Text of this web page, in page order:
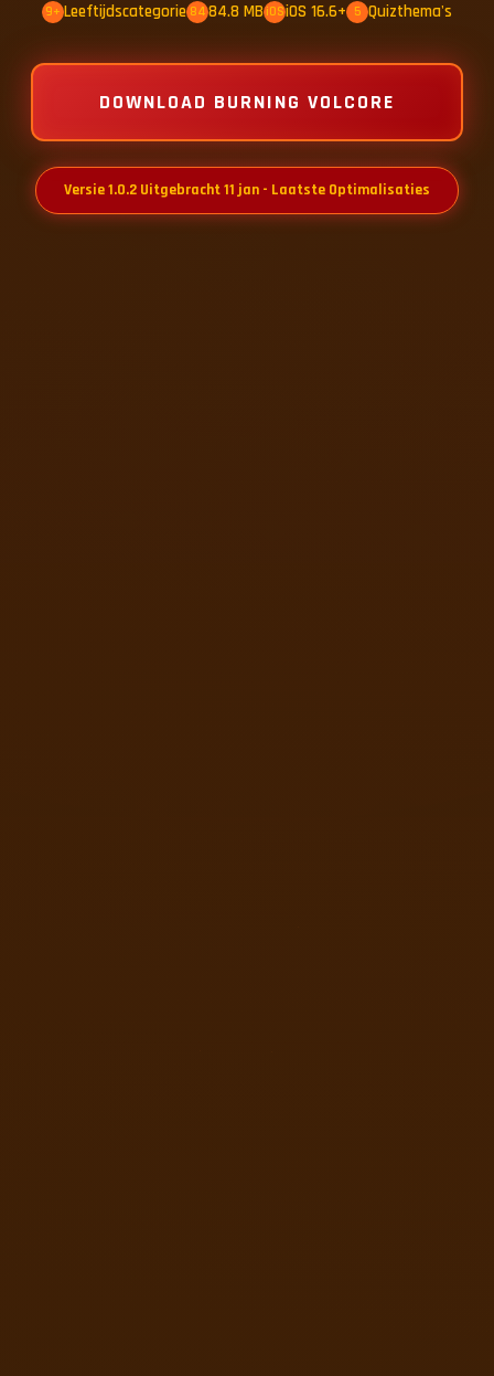
9+ Leeftijdscategorie 84 84.8 MBiOSiOS 16.6+ 5 Quizthema's
DOWNLOAD BURNING VOLCORE
Versie 1.0.2 Uitgebracht 11 jan - Laatste Optimalisaties